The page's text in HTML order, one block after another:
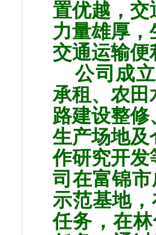
置优越，交
力量雄厚
交通运输便
公司成
承租、农田
路建设整
生产场地及
作研究开发
司在富锦
示范基地
任务，在